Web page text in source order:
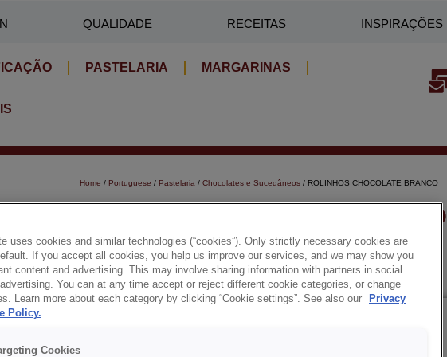
QUALIDADE RECEITAS INSPIRAÇÕES
PASTELARIA MARGARINAS
Home / Portuguese / Pastelaria / Chocolates e Sucedâneos/ ROLINHOS CHOCOLATE BRANCO
ROLINHOS CHOCOLATE BRANCO
uses cookies and similar technologies (“cookies”). Only strictly necessary cookies are
If you accept all cookies, you help us improve our services, and we may show you
content and advertising. This may involve sharing information with partners in social
You can at any time accept or reject different cookie categories, or change
Learn more about each category by clicking “Cookie settings”. See also our
Privacy
Policy.
Cookies